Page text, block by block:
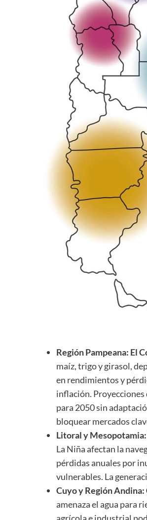
Región Pampeana: El
maíz, trigo y girasol,
en rendimientos y
inflación. Proyecciones
para 2050 sin
bloquear mercados
Litoral y
La Niña afectan la
pérdidas anuales por
vulnerables. La
Cuyo y Región
amenaza el agua para